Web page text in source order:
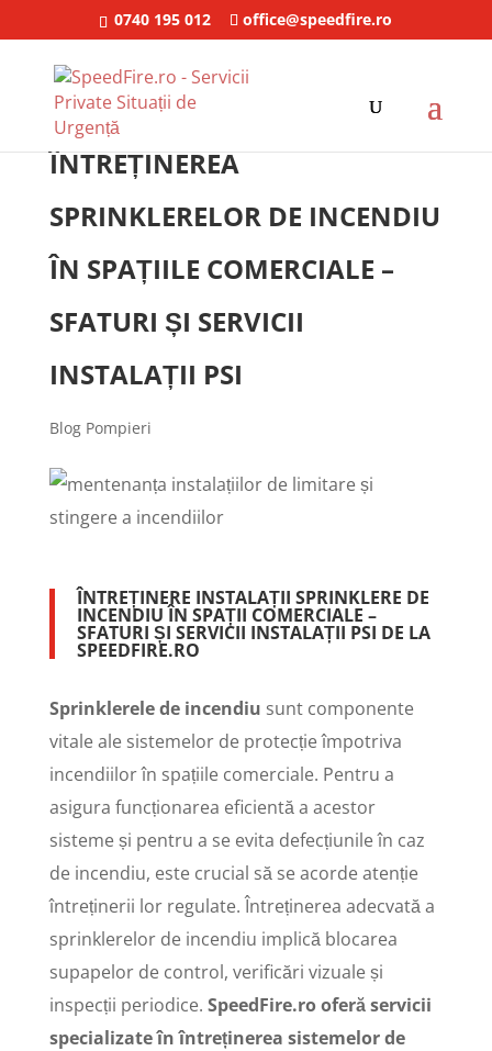
0740 195 012 office@speedfire.ro
ÎNTREȚINEREA
SPRINKLERELOR DE INCENDIU
ÎN SPAȚIILE COMERCIALE –
SFATURI ȘI SERVICII
INSTALAȚII PSI
Blog Pompieri
ÎNTREȚINERE INSTALAȚII SPRINKLERE DE
INCENDIU ÎN SPAȚII COMERCIALE –
SFATURI ȘI SERVICII INSTALAȚII PSI DE LA
SPEEDFIRE.RO
Sprinklerele de incendiu sunt componente
vitale ale sistemelor de protecție împotriva
incendiilor în spațiile comerciale. Pentru a
asigura funcționarea eficientă a acestor
sisteme și pentru a se evita defecțiunile în caz
de incendiu, este crucial să se acorde atenție
întreținerii lor regulate. Întreținerea adecvată a
sprinklerelor de incendiu implică blocarea
supapelor de control, verificări vizuale și
inspecții periodice. SpeedFire.ro oferă servicii
specializate în întreținerea sistemelor de